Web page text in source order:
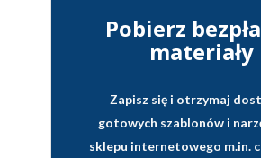
Pobierz
materiały
Zapisz się i otrzymaj
gotowych szablonów i
sklepu internetowego m.in.